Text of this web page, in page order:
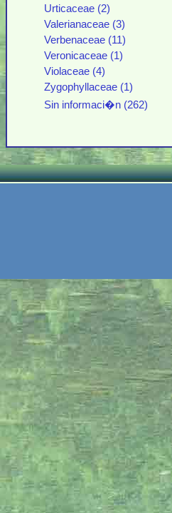
Urticaceae (2)
Valerianaceae (3)
Verbenaceae (11)
Veronicaceae (1)
Violaceae (4)
Zygophyllaceae (1)
Sin informaci�n (262)